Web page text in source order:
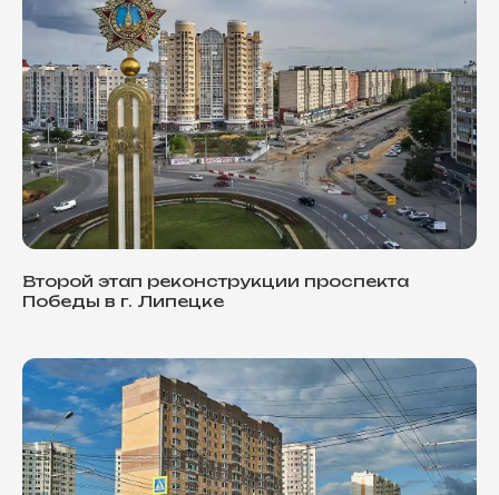
Второй этап реконструкции проспекта
Победы в г. Липецке